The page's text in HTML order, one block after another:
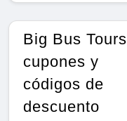
Big Bus Tours
cupones y
códigos de
descuento